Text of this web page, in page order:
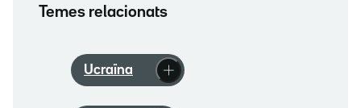
Temes relacionats
Ucraïna